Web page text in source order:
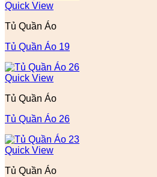
Quick View
Tủ Quần Áo
Tủ Quần Áo 19
Quick View
Tủ Quần Áo
Tủ Quần Áo 26
Quick View
Tủ Quần Áo